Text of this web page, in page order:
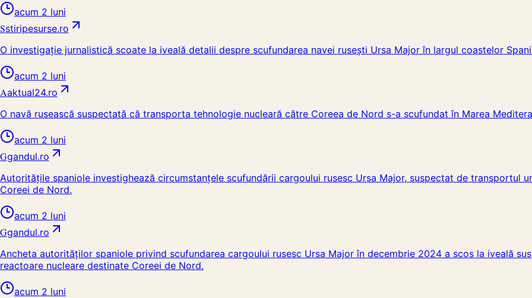
acum 2 luni
Sstiripesurse.ro
O investigație jurnalistică scoate la iveală detalii despre scufundarea navei rusești Ursa Major în largul coastelor
acum 2 luni
Aaktual24.ro
O navă rusească suspectată că transporta tehnologie nucleară către Coreea de Nord s-a scufundat în Marea
acum 2 luni
Ggandul.ro
Autoritățile spaniole investighează circumstanțele scufundării cargoului rusesc Ursa Major, suspectat de transportul
Coreei de Nord.
acum 2 luni
Ggandul.ro
Ancheta autorităților spaniole privind scufundarea cargoului rusesc Ursa Major în decembrie 2024 a scos la iveală
reactoare nucleare destinate Coreei de Nord.
acum 2 luni